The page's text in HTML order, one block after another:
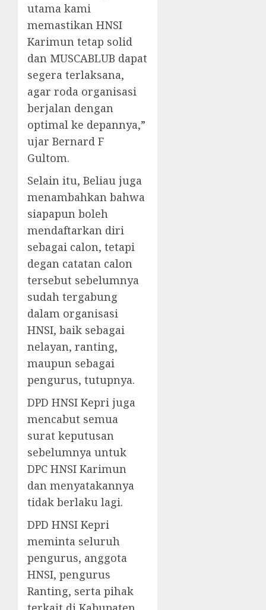
utama kami
memastikan HNSI
Karimun tetap solid
dan MUSCABLUB dapat
segera terlaksana,
agar roda organisasi
berjalan dengan
optimal ke depannya,”
ujar Bernard F
Gultom.
Selain itu, Beliau juga
menambahkan bahwa
siapapun boleh
mendaftarkan diri
sebagai calon, tetapi
degan catatan calon
tersebut sebelumnya
sudah tergabung
dalam organisasi
HNSI, baik sebagai
nelayan, ranting,
maupun sebagai
pengurus, tutupnya.
DPD HNSI Kepri juga
mencabut semua
surat keputusan
sebelumnya untuk
DPC HNSI Karimun
dan menyatakannya
tidak berlaku lagi.
DPD HNSI Kepri
meminta seluruh
pengurus, anggota
HNSI, pengurus
Ranting, serta pihak